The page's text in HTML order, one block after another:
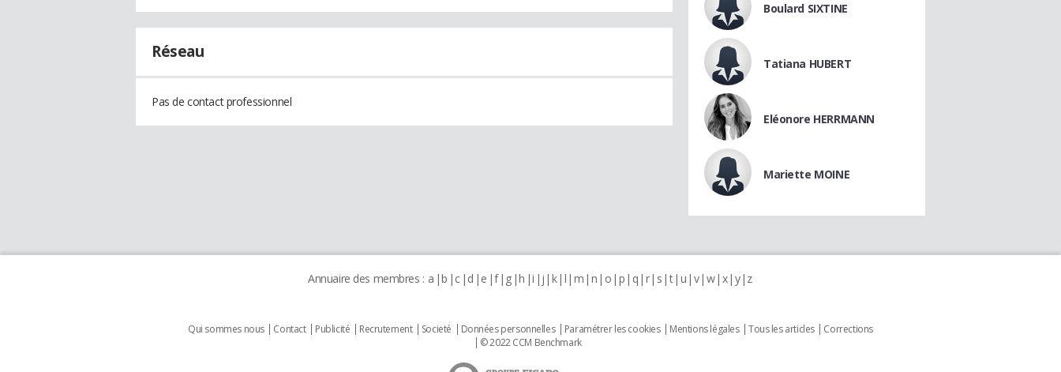
Réseau
Pas de contact professionnel
Boulard SIXTINE
Tatiana HUBERT
Eléonore HERRMANN
Mariette MOINE
Annuaire des membres : a b c d e f g h i j k l m n o p q r s t u v w x y z
Qui sommes nous Contact Publicité Recrutement Societé Données personnelles Paramétrer les cookies Mentions légales Tous les articles
Corrections
© 2022 CCM Benchmark